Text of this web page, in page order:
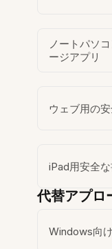
ノートパソ
ージアプリ
ウェブ用の
iPad用安全
代替アプロ
Windows向